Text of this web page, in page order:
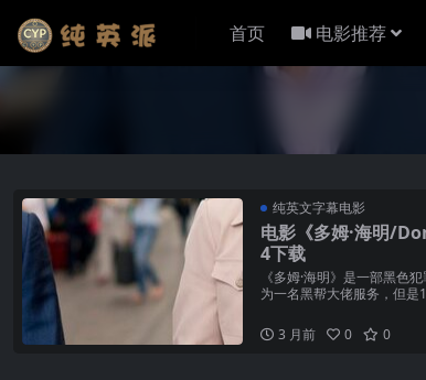
首页 电影推荐
纯英文字幕电影
电影《多姆·海明/
4下载
《多姆·海明》是一部黑色
为一名黑帮大佬服务，但
3 月前
0 0